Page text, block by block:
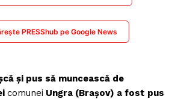
PRESShub pe Google News
și pus să muncească de
comunei Ungra (Brașov) a fost pus